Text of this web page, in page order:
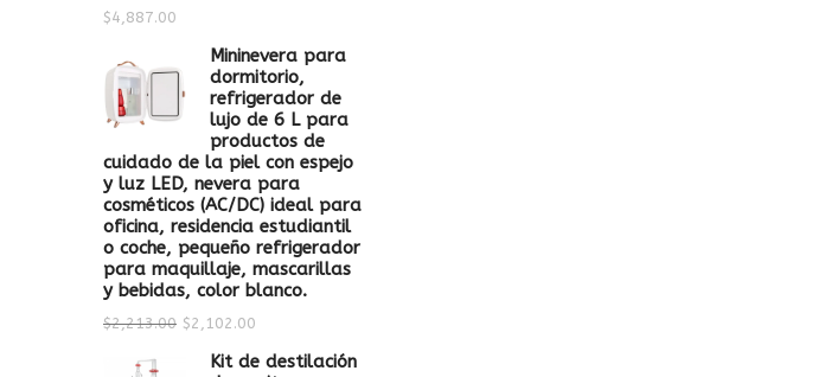
$4,887.00
Mininevera para
dormitorio,
refrigerador de
lujo de 6 L para
productos de
cuidado de la piel con espejo
y luz LED, nevera para
cosméticos (AC/DC) ideal para
oficina, residencia estudiantil
o coche, pequeño refrigerador
para maquillaje, mascarillas
y bebidas, color blanco.
$2,213.00 $2,102.00
Kit de destilación